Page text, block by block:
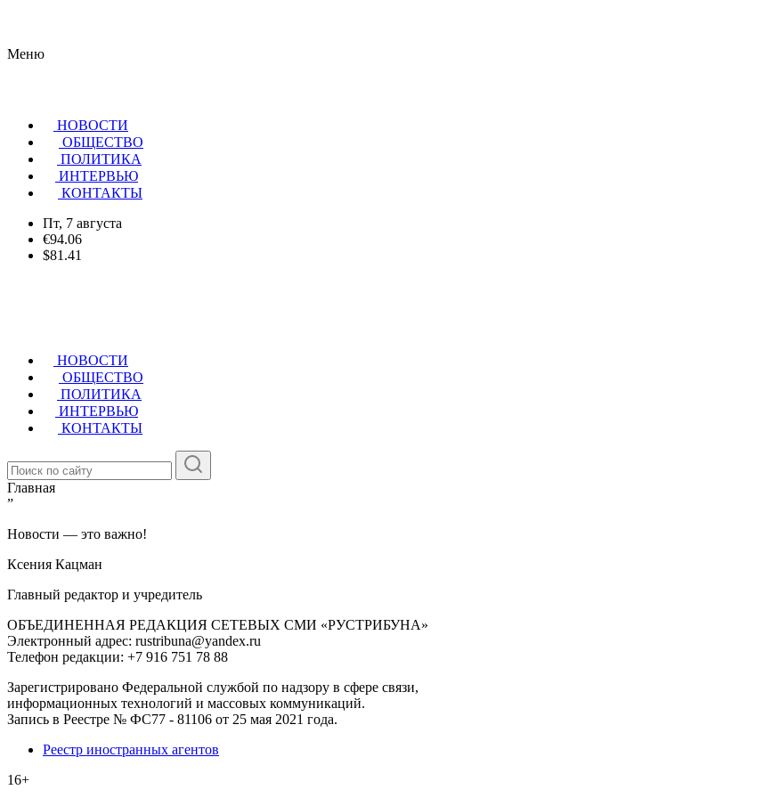
Меню
НОВОСТИ
ОБЩЕСТВО
ПОЛИТИКА
ИНТЕРВЬЮ
КОНТАКТЫ
Пт, 7 августа
€94.06
$81.41
НОВОСТИ
ОБЩЕСТВО
ПОЛИТИКА
ИНТЕРВЬЮ
КОНТАКТЫ
Главная
”
Новости — это важно!
Ксения Кацман
Главный редактор и учредитель
ОБЪЕДИНЕННАЯ РЕДАКЦИЯ СЕТЕВЫХ СМИ «РУСТРИБУНА»
Электронный адрес: rustribuna@yandex.ru
Телефон редакции: +7 916 751 78 88
Зарегистрировано Федеральной службой по надзору в сфере связи,
информационных технологий и массовых коммуникаций.
Запись в Реестре № ФС77 - 81106 от 25 мая 2021 года.
Реестр иностранных агентов
16+